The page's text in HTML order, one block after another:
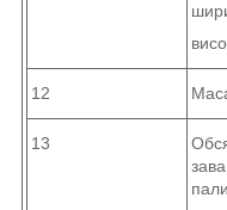
12
13